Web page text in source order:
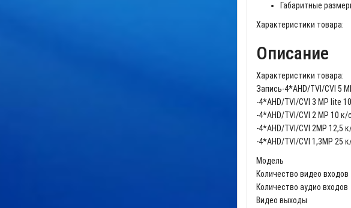
Габаритные
Характеристики товара:
Описание
Характеристики товара:
Запись-4*AHD/TVI/CVI 5
-4*AHD/TVI/CVI 3 MP lite
-4*AHD/TVI/CVI 2 MP 10 к/
-4*AHD/TVI/CVI 2MP 12,5
-4*AHD/TVI/CVI 1,3MP 25
Модель
Количество видео входов
Количество аудио входов
Видео выходы